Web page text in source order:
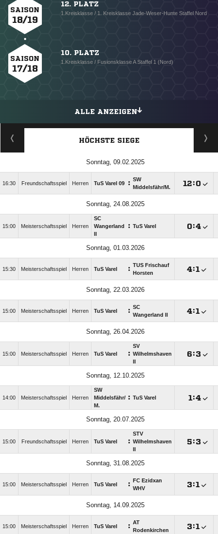
SAISON
18/19
12. PLATZ
1.Kreisklasse / 1. Kreisklasse Jade-Weser-Hunte Staffel Nord
SAISON
17/18
10. PLATZ
1.Kreisklasse / Fusionsklasse A Staffel 1 (Nord)
ALLE ANZEIGEN
HÖCHSTE SIEGE
Sonntag, 09.02.2025
16:30 Freundschaftsspiel Herren TuS Varel 09 : SW
Middelsfähr/​M.
:
Sonntag, 24.08.2025
15:00 Meisterschaftsspiel Herren
SC
Wangerland
: TuS Varel :
Sonntag, 01.03.2026
15:30 Meisterschaftsspiel Herren TuS Varel : TUS Frischauf
Horsten
:
Sonntag, 22.03.2026
15:00 Meisterschaftsspiel Herren TuS Varel : SC
Wangerland II
:
Sonntag, 26.04.2026
15:00 Meisterschaftsspiel Herren TuS Varel :
SV
Wilhelmshaven
:
Sonntag, 12.10.2025
14:00 Meisterschaftsspiel Herren
SW
Middelsfähr/​
M.
: TuS Varel :
Sonntag, 20.07.2025
15:00 Freundschaftsspiel Herren TuS Varel :
STV
Wilhelmshaven
:
Sonntag, 31.08.2025
15:00 Meisterschaftsspiel Herren TuS Varel :
FC Ezidxan
WHV
:
Sonntag, 14.09.2025
15:00 Meisterschaftsspiel Herren TuS Varel : AT
Rodenkirchen
: